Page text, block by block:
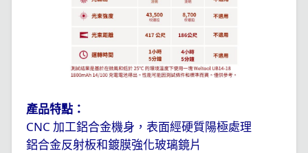
產品特點：
CNC加工鋁合金機身，表面經硬質陽極處理
鋁合金反射板和鍍膜強化玻璃鏡片